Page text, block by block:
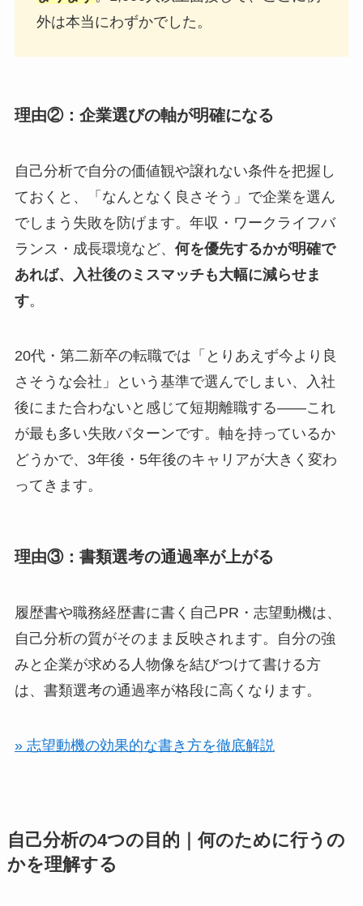
外は本当にわずかでした。
理由②：企業選びの軸が明確になる
自己分析で自分の価値観や譲れない条件を把握し
ておくと、「なんとなく良さそう」で企業を選ん
でしまう失敗を防げます。年収・ワークライフバ
ランス・成長環境など、 何を優先するかが明確で
あれば、入社後のミスマッチも大幅に減らせま
す。
20代・第二新卒の転職では「とりあえず今より良
さそうな会社」という基準で選んでしまい、入社
後にまた合わないと感じて短期離職する——これ
が最も多い失敗パターンです。軸を持っているか
どうかで、3年後・5年後のキャリアが大きく変わ
ってきます。
理由③：書類選考の通過率が上がる
履歴書や職務経歴書に書く自己PR・志望動機は、
自己分析の質がそのまま反映されます。自分の強
みと企業が求める人物像を結びつけて書ける方
は、書類選考の通過率が格段に高くなります。
» 志望動機の効果的な書き方を徹底解説
自己分析の4つの目的｜何のために行うの
かを理解する